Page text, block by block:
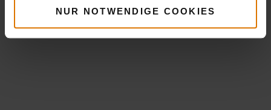
NUR NOTWENDIGE COOKIES